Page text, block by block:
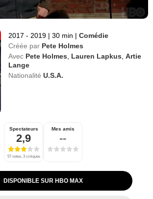
2017 - 2019 | 30 min | Comédie
Créée par Pete Holmes
Avec Pete Holmes Lauren Lapkus ,Artie
Lange
Nationalité U.S.A.
Spectateurs
2,9
57 notes, 3 critiques
Mes amis
--
DISPONIBLE SUR HBO MAX